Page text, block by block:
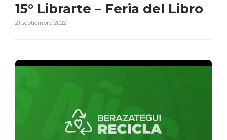
15° Librarte – Feria del Libro
21 septiembre, 2022